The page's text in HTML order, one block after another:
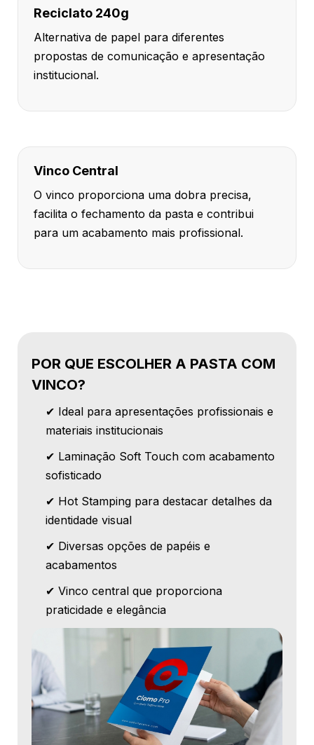
Reciclato 240g
Alternativa de papel para diferentes
propostas de comunicação e apresentação
institucional.
Vinco Central
O vinco proporciona uma dobra precisa,
facilita o fechamento da pasta e contribui
para um acabamento mais profissional.
POR QUE ESCOLHER A PASTA COM
VINCO?
✔ Ideal para apresentações profissionais e
materiais institucionais
✔ Laminação Soft Touch com acabamento
sofisticado
✔ Hot Stamping para destacar detalhes da
identidade visual
✔ Diversas opções de papéis e
acabamentos
✔ Vinco central que proporciona
praticidade e elegância